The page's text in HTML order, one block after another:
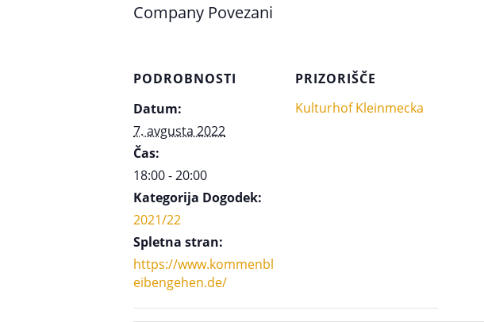
Company Povezani
PODROBNOSTI
Datum:
7. avgusta 2022
Čas:
18:00 - 20:00
Kategorija Dogodek:
2021/22
Spletna stran:
https://www.kommenbl
eibengehen.de/
PRIZORIŠČE
Kulturhof Kleinmecka